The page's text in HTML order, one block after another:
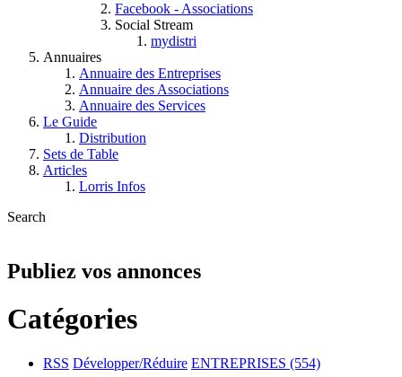
Facebook - Associations
Social Stream
mydistri
Annuaires
Annuaire des Entreprises
Annuaire des Associations
Annuaire des Services
Le Guide
Distribution
Sets de Table
Articles
Lorris Infos
Search
Publiez vos annonces
Catégories
RSS Développer/Réduire ENTREPRISES (554)